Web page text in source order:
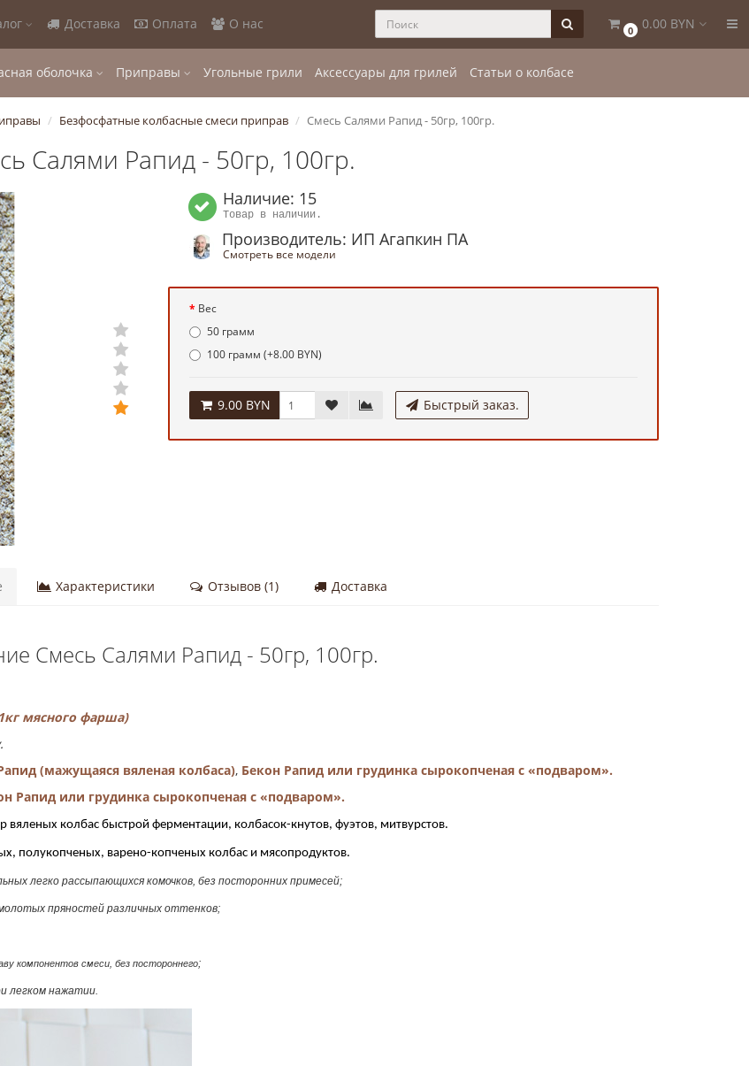
Доставка Оплата О нас 0 0.00 BYN
оболочка Приправы Угольные грили Аксессуары для грилей Статьи о колбасе
Безфосфатные колбасные смеси приправ Смесь Салями Рапид - 50гр, 100гр.
Салями Рапид - 50гр, 100гр.
Наличие: 15
Товар в наличии.
Производитель: ИП Агапкин ПА
Смотреть все модели
Вес
50 грамм
100 грамм (+8.00 BYN)
9.00 BYN Быстрый заказ.
Характеристики Отзывов (1) Доставка
Смесь Салями Рапид - 50гр, 100гр.
мясного фарша)
(мажущаяся вяленая колбаса), Бекон Рапид или грудинка сырокопченая с «подваром».
Рапид или грудинка сырокопченая с «подваром».
вяленых колбас быстрой ферментации, колбасок-кнутов, фуэтов, митвурстов.
полукопченых, варено-копченых колбас и мясопродуктов.
легко рассыпающихся комочков, без посторонних примесей;
пряностей различных оттенков;
компонентов смеси, без постороннего;
легком нажатии.